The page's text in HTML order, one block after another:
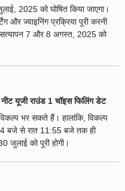
2025 को घोषित किया जाएगा।
और ज्वाइनिंग प्रक्रिया पूरी करनी
सत्यापन 7 और 8 अगस्त, 2025 को
यूजी राउंड 1 चॉइस फिलिंग डेट
भर सकते हैं। हालांकि, विकल्प
बजे से रात 11:55 बजे तक ही
जुलाई को पूरी होगी।